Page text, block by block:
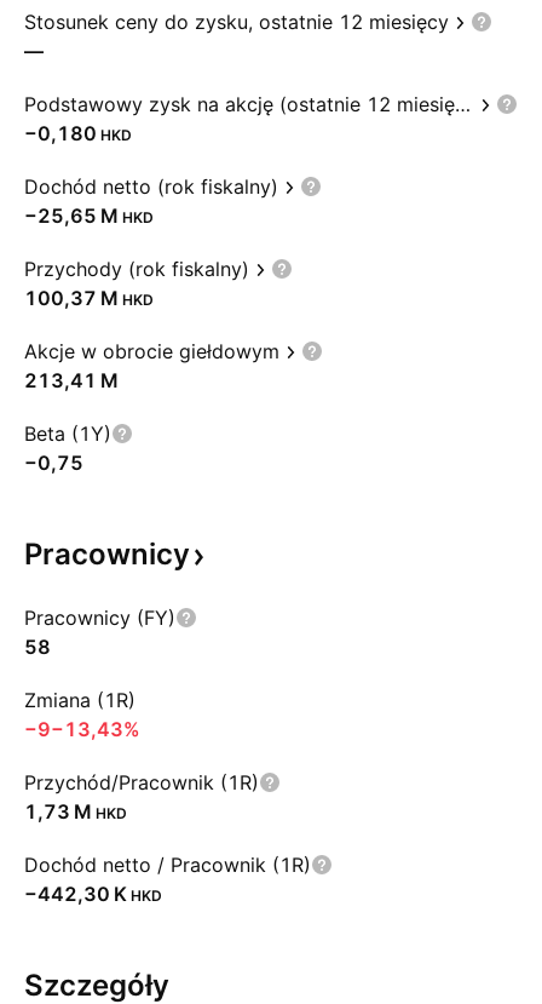
Stosunek ceny do zysku, ostatnie 12 miesięcy
—
Podstawowy zysk na akcję (ostatnie 12 miesięcy)
−0,180 HKD
Dochód netto (rok fiskalny)
‪−25,65 M‬ HKD
Przychody (rok fiskalny)
‪100,37 M‬ HKD
Akcje w obrocie giełdowym
‪213,41 M‬
Beta (1Y)
−0,75
Pracownicy
Pracownicy (FY)
58
Zmiana (1R)
−9−13,43%
Przychód/Pracownik (1R)
‪1,73 M‬ HKD
Dochód netto / Pracownik (1R)
‪−442,30 K‬ HKD
Szczegóły